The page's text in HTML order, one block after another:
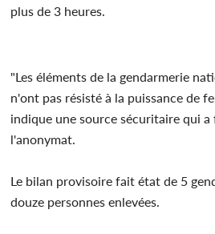
plus de 3 heures.
"Les éléments de la gendarmerie
n'ont pas résisté à la puissance de
indique une source sécuritaire qui
l'anonymat.
Le bilan provisoire fait état de 5
douze personnes enlevées.